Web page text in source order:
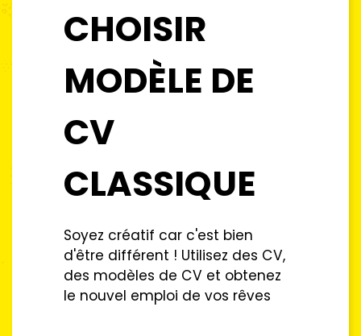
CHOISIR
MODÈLE DE
CV
CLASSIQUE
Soyez créatif car c'est bien
d'être différent ! Utilisez des CV,
des modèles de CV et obtenez
le nouvel emploi de vos rêves